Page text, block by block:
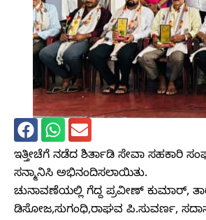
ಇತ್ತೀಚೆಗೆ ನಡೆದ ಶಿರ್ತಾಡಿ ಸೇವಾ ಸಹಕಾರಿ
ಸನ್ಮಾನಿಸಿ ಅಭಿನಂದಿಸಲಾಯಿತು.
ಚುನಾವಣೆಯಲ್ಲಿ ಗೆದ್ದ ಪ್ರವೀಣ್ ಕುಮಾರ್,
ಡಿಸೋಜ,ಸುಗಂಧಿ,ರಾಘವ ಪಿ.ಸುವರ್ಣ,